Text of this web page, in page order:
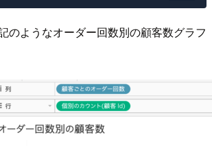
のようなオーダー回数別の顧客数グラフ